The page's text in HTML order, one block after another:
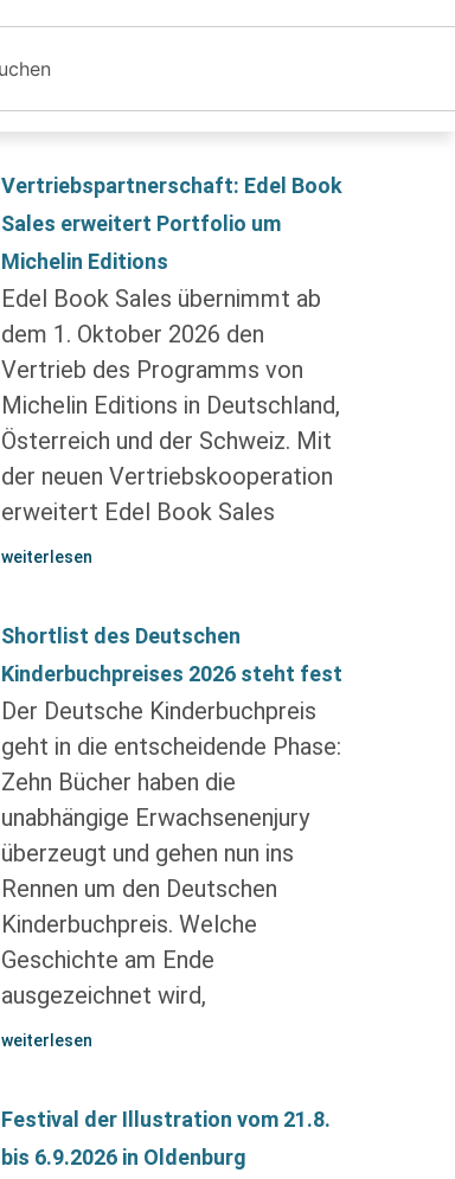
Vertriebspartnerschaft: Edel Book
Sales erweitert Portfolio um
Michelin Editions
Edel Book Sales übernimmt ab
dem 1. Oktober 2026 den
Vertrieb des Programms von
Michelin Editions in Deutschland,
Österreich und der Schweiz. Mit
der neuen Vertriebskooperation
erweitert Edel Book Sales
weiterlesen
Shortlist des Deutschen
Kinderbuchpreises 2026 steht fest
Der Deutsche Kinderbuchpreis
geht in die entscheidende Phase:
Zehn Bücher haben die
unabhängige Erwachsenenjury
überzeugt und gehen nun ins
Rennen um den Deutschen
Kinderbuchpreis. Welche
Geschichte am Ende
ausgezeichnet wird,
weiterlesen
Festival der Illustration vom 21.8.
bis 6.9.2026 in Oldenburg